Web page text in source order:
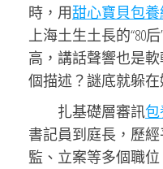
時，用甜心寶貝包養
上海土生土長的“80后
高，講話聲響也是
個描述？謎底就躲
扎基礎層審訊包
書記員到庭長，歷
監、立案等多個職